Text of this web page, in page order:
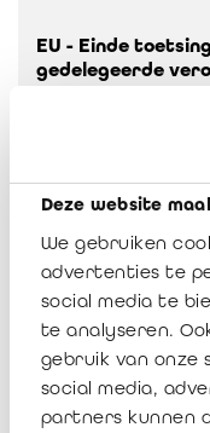
Deze website
We gebruiken
advertenties te
social media te
te analyseren.
gebruik van onze
social media,
partners kunnen
EU - Einde
gedelegeerde
We verwijzen naar
Bron:FAQ ESG - Kan
Taxonomie-
Omnibus DA vóórdat
EU – Start
2026
Op 1 januari 2026
Border Adjustment